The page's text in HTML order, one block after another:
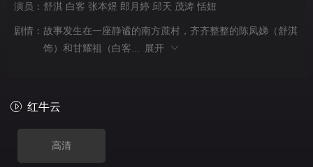
演员： 舒淇 白客 张本煜 郎月婷 邱天 茂涛 恬妞
剧情： 故事发生在一座静谧的南方蔗村，齐齐整整的陈凤娣（舒淇
饰）和甘耀祖（白客...
展开
红牛云
高清